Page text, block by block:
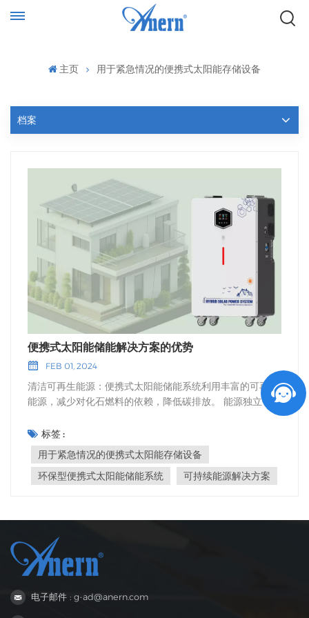
主页 用于紧急情况的便携式太阳能存储设备
档案
便携式太阳能储能解决方案的优势
FEB 01, 2024
清洁可再生能源：便携式太阳能储能系统利用丰富的可再生
能源，减少对化石燃料的依赖，降低碳排放。 能源独立：通
过自行发电和储电，个人和社区可以减少对传统能源网络的
依赖，从而提高能源独立性。 多功能性和便携性：这些系统
设计紧凑、轻便，易于运输。它们可用于各种环境，包括户
外活动、偏远无电网地区、紧急情况以及电力供应有限的发
展中地区。 节省成本：随着时间的推移，便携式太阳能储能
营和探险：便携式太阳能储能系统为露营爱好者提供了一种
方便环保的能源，可以为露营灯供电、为设备充电或运行小
型电器。 应急准备：在自然灾害或停电期间，便携式太阳能
储能系统可以确保可靠的电力来源，用于给手机充电、运行
限的偏远发展中地区，便携式太阳能储能系统可以提供……
标签 :
用于紧急情况的便携式太阳能存储设备
环保型便携式太阳能储能系统
可持续能源解决方案
电子邮件 : g-ad@anern.com